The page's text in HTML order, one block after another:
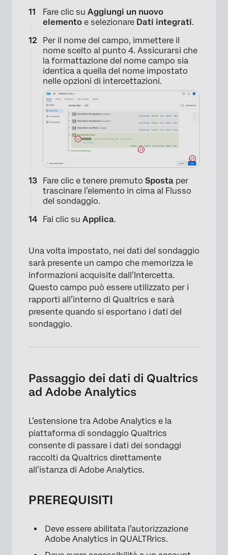
×
×
Fare clic su Aggiungi un nuovo
elemento e selezionare Dati integrati.
Per il nome del campo, immettere il
nome scelto al punto 4. Assicurarsi che
la formattazione del nome campo sia
identica a quella del nome impostato
nelle opzioni di intercettazioni.
Fare clic e tenere premuto Sposta per
trascinare l’elemento in cima al Flusso
del sondaggio.
Fai clic su Applica.
Una volta impostato, nei dati del sondaggio
sarà presente un campo che memorizza le
informazioni acquisite dall’Intercetta.
Questo campo può essere utilizzato per i
rapporti all’interno di Qualtrics e sarà
presente quando si esportano i dati del
sondaggio.
Passaggio dei dati di Qualtrics
ad Adobe Analytics
L’estensione tra Adobe Analytics e la
piattaforma di sondaggio Qualtrics
consente di passare i dati dei sondaggi
raccolti da Qualtrics direttamente
all’istanza di Adobe Analytics.
PREREQUISITI
Deve essere abilitata l’autorizzazione
Adobe Analytics in QUALTRrics.